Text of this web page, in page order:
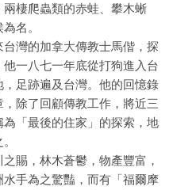
棲爬蟲類的赤蛙、攀木蜥
名。
灣的加拿大傳教士馬偕，探
一八七一年底從打狗進入台
足跡遍及台灣。他的回憶錄
，除了回顧傳教工作，將近三
「最後的住家」的探索，地
賜，林木蒼鬱，物產豐富，
手為之驚豔，而有「福爾摩